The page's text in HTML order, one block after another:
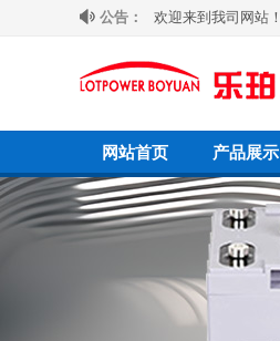
公告： 欢迎来到我司网站！
网站首页 产品展示